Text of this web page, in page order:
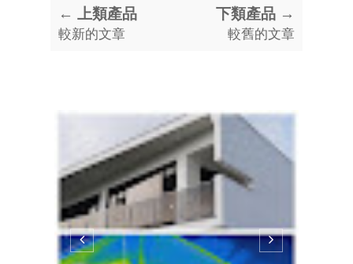
← 上類產品
較新的文章
下類產品 →
較舊的文章